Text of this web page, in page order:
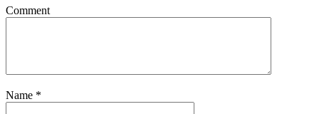
Comment
Name *